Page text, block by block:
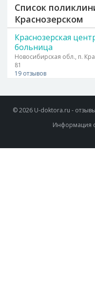
Список
Краснозерском
Краснозерская
больница
Новосибирская обл., п.
81
19 отзывов
© 2026 U-doktora.ru -
Информация